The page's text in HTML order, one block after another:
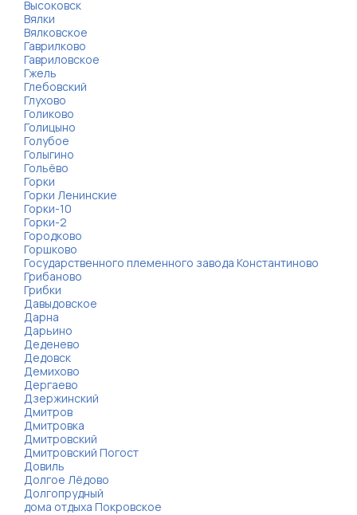
Высоковск
Вялки
Вялковское
Гаврилково
Гавриловское
Гжель
Глебовский
Глухово
Голиково
Голицыно
Голубое
Голыгино
Гольёво
Горки
Горки Ленинские
Горки-10
Горки-2
Городково
Горшково
Государственного племенного завода Константиново
Грибаново
Грибки
Давыдовское
Дарна
Дарьино
Деденево
Дедовск
Демихово
Дергаево
Дзержинский
Дмитров
Дмитровка
Дмитровский
Дмитровский Погост
Довиль
Долгое Лёдово
Долгопрудный
дома отдыха Покровское